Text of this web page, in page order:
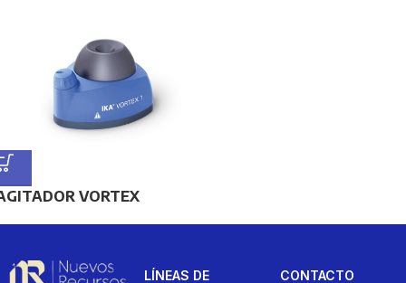
VORTEX
LÍNEAS DE
CONTACTO